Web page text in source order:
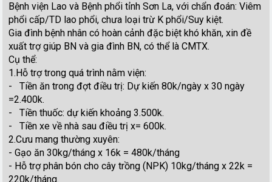
Bệnh viện Lao và Bệnh phổi tỉnh Sơn La, với chẩn đoán: Viêm
phổi cấp/TD lao phổi, chưa loại trừ K phổi/Suy kiệt.
Gia đình bệnh nhân có hoàn cảnh đặc biệt khó khăn, xin đề
xuất trợ giúp BN và gia đình BN, có thể là CMTX.
Cụ thể:
1.Hỗ trợ trong quá trình nằm viện:
- Tiền ăn trong đợt điều trị: Dự kiến 80k/ngày x 30 ngày
=2.400k.
- Tiền thuốc: dự kiến khoảng 3.500k.
- Tiền xe về nhà sau điều trị x= 600k.
2.Cưu mang thường xuyên:
- Gạo ăn 30kg/tháng x 16k = 480k/tháng
- Hỗ trợ phân bón cho cây trồng (NPK) 10kg/tháng x 22k =
220k/tháng.